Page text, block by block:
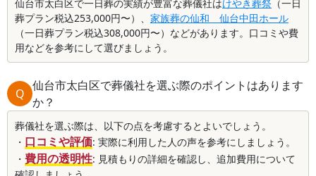
仙台市太白区で一日葬の実績が豊富な葬儀社はけやき葬祭 （一日
葬プラン税込253,000円〜）、 家族葬の仙和 仙台中田ホール
（一日葬プラン税込308,000円〜）などがあります。口コミや費
用などを参考にして選びましょう。
Q
仙台市太白区で葬儀社を選ぶ際のポイントはあります
か？
葬儀社を選ぶ際は、以下の点を考慮するとよいでしょう。
・ 口コミや評価: 実際に利用した人の声を参考にしましょう。
・ 費用の透明性: 見積もりの詳細を確認し、追加費用について